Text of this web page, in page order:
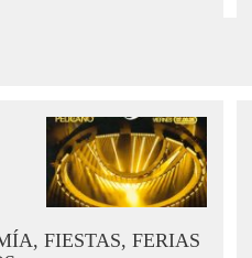
FIESTAS, FERIAS